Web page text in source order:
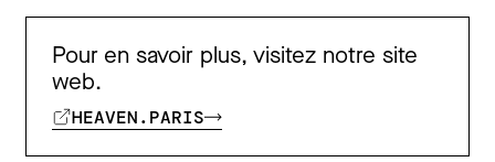
Pour en savoir plus, visitez notre site
web.
HEAVEN.PARIS